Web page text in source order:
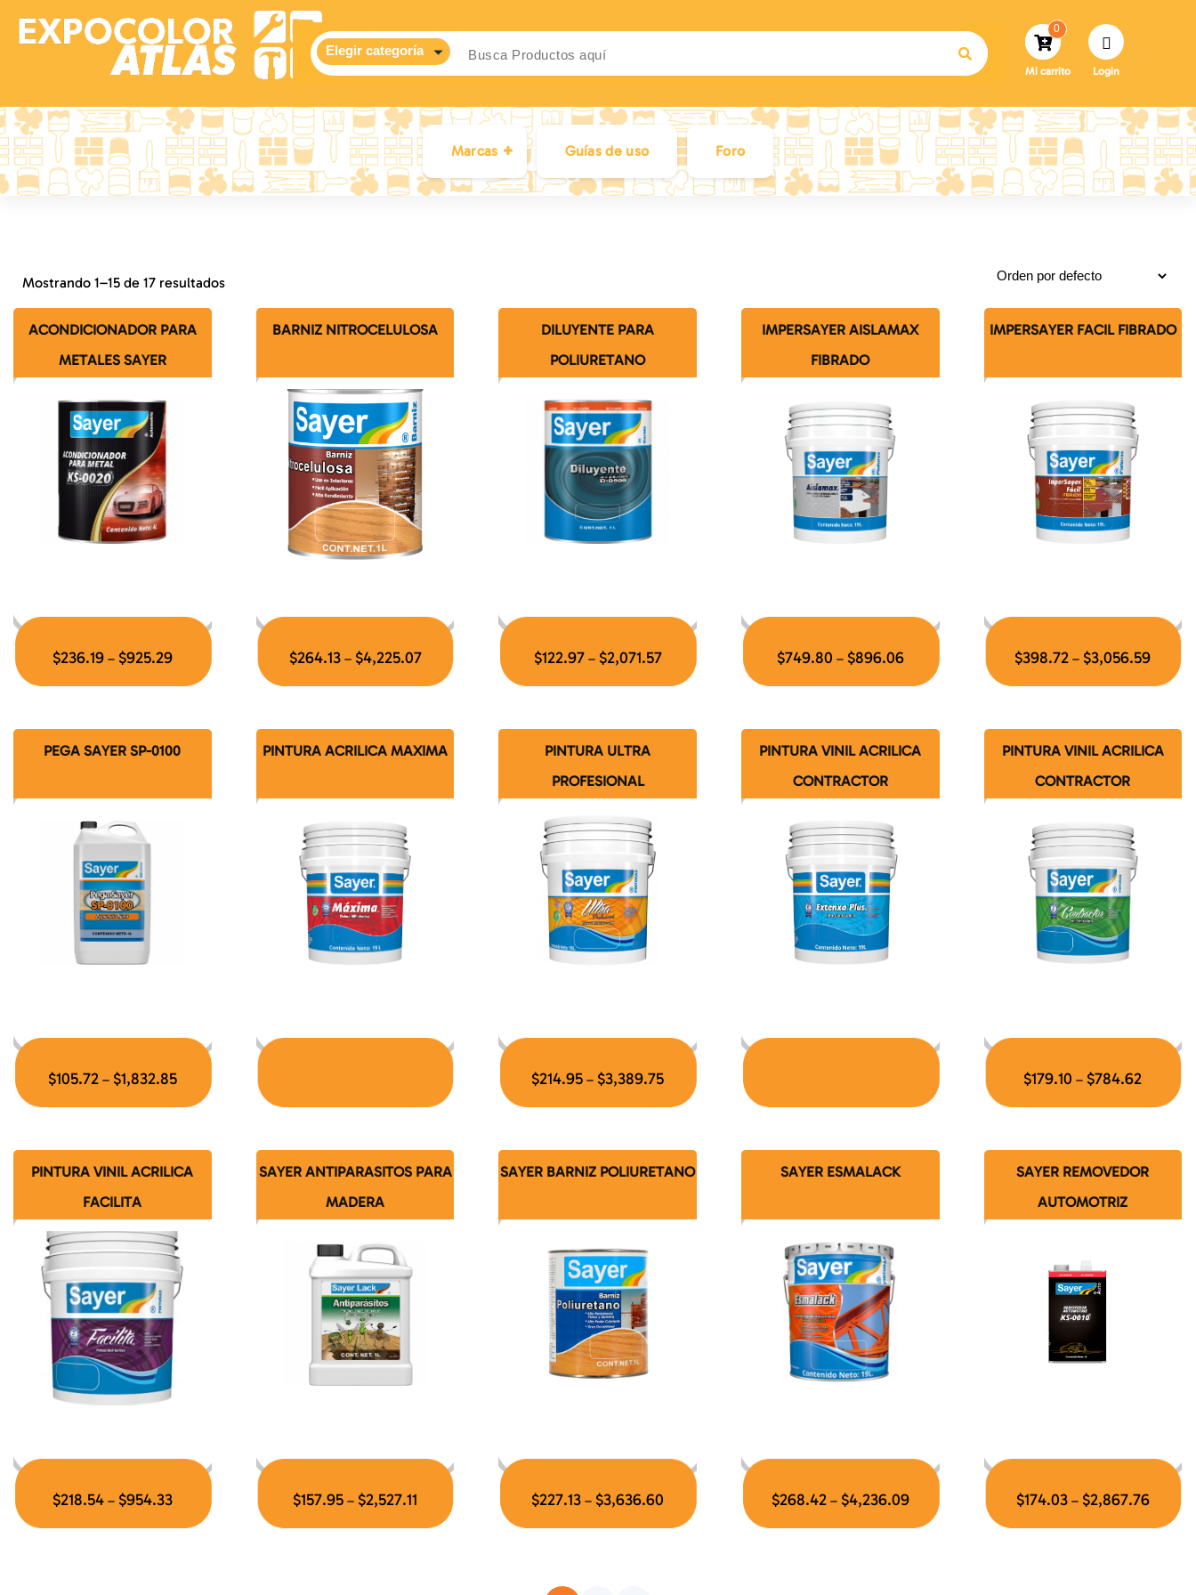
Expocolor Atlas
Tienda de pinturas en linea
0
Mi carrito Login
Marcas Guías de uso Foro
Mostrando 1–15 de 17 resultados
ACONDICIONADOR PARA
METALES SAYER
$236.19– $925.29
BARNIZ NITROCELULOSA
$264.13– $4,225.07
DILUYENTE PARA
POLIURETANO
$122.97– $2,071.57
IMPERSAYER AISLAMAX
FIBRADO
$749.80 – $896.06
IMPERSAYER FACIL FIBRADO
$398.72 –$3,056.59
PEGA SAYER SP-0100
$105.72– $1,832.85
PINTURA ACRILICA MAXIMA
PINTURA ULTRA
PROFESIONAL
$214.95 –$3,389.75
PINTURA VINIL ACRILICA
CONTRACTOR
PINTURA VINIL ACRILICA
CONTRACTOR
$179.10 –$784.62
PINTURA VINIL ACRILICA
FACILITA
$218.54– $954.33
SAYER ANTIPARASITOS PARA
MADERA
$157.95 – $2,527.11
SAYER BARNIZ POLIURETANO
$227.13 –$3,636.60
SAYER ESMALACK
$268.42– $4,236.09
SAYER REMOVEDOR
AUTOMOTRIZ
$174.03– $2,867.76